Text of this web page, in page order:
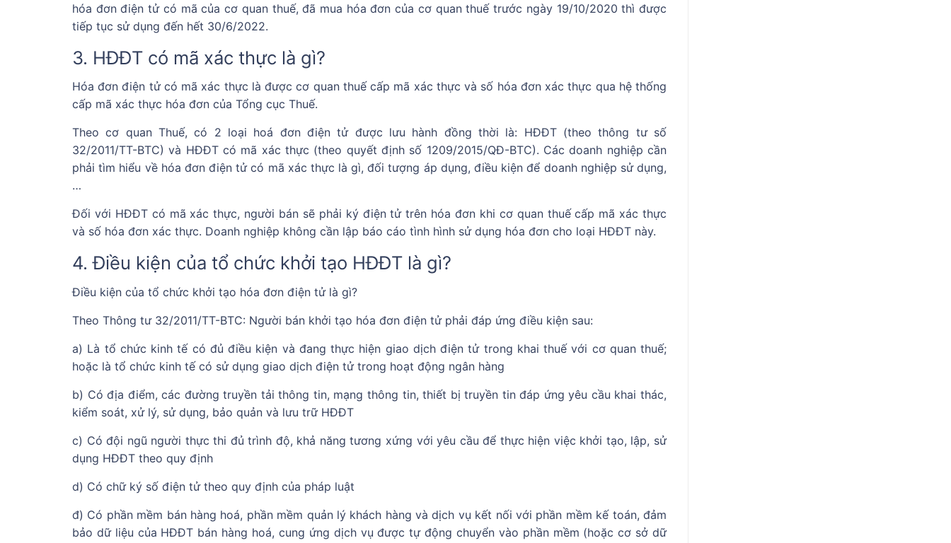
hóa đơn điện tử có mã của cơ quan thuế, đã mua hóa đơn của cơ quan thuế trước ngày 19/10/2020 thì được
tiếp tục sử dụng đến hết 30/6/2022.
3. HĐĐT có mã xác thực là gì?
Hóa đơn điện tử có mã xác thực là được cơ quan thuế cấp mã xác thực và số hóa đơn xác thực qua hệ thống
cấp mã xác thực hóa đơn của Tổng cục Thuế.
Theo cơ quan Thuế, có 2 loại hoá đơn điện tử được lưu hành đồng thời là: HĐĐT (theo thông tư số
32/2011/TT-BTC) và HĐĐT có mã xác thực (theo quyết định số 1209/2015/QĐ-BTC). Các doanh nghiệp cần
phải tìm hiểu về hóa đơn điện tử có mã xác thực là gì, đối tượng áp dụng, điều kiện để doanh nghiệp sử dụng,
…
Đối với HĐĐT có mã xác thực, người bán sẽ phải ký điện tử trên hóa đơn khi cơ quan thuế cấp mã xác thực
và số hóa đơn xác thực. Doanh nghiệp không cần lập báo cáo tình hình sử dụng hóa đơn cho loại HĐĐT này.
4. Điều kiện của tổ chức khởi tạo HĐĐT là gì?
Điều kiện của tổ chức khởi tạo hóa đơn điện tử là gì?
Theo Thông tư 32/2011/TT-BTC: Người bán khởi tạo hóa đơn điện tử phải đáp ứng điều kiện sau:
a) Là tổ chức kinh tế có đủ điều kiện và đang thực hiện giao dịch điện tử trong khai thuế với cơ quan thuế;
hoặc là tổ chức kinh tế có sử dụng giao dịch điện tử trong hoạt động ngân hàng
b) Có địa điểm, các đường truyền tải thông tin, mạng thông tin, thiết bị truyền tin đáp ứng yêu cầu khai thác,
kiểm soát, xử lý, sử dụng, bảo quản và lưu trữ HĐĐT
c) Có đội ngũ người thực thi đủ trình độ, khả năng tương xứng với yêu cầu để thực hiện việc khởi tạo, lập, sử
dụng HĐĐT theo quy định
d) Có chữ ký số điện tử theo quy định của pháp luật
đ) Có phần mềm bán hàng hoá, phần mềm quản lý khách hàng và dịch vụ kết nối với phần mềm kế toán, đảm
bảo dữ liệu của HĐĐT bán hàng hoá, cung ứng dịch vụ được tự động chuyển vào phần mềm (hoặc cơ sở dữ